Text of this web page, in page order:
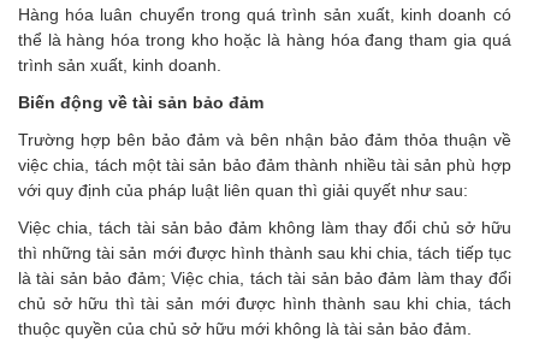
Hàng hóa luân chuyển trong quá trình sản xuất, kinh doanh có
thể là hàng hóa trong kho hoặc là hàng hóa đang tham gia quá
trình sản xuất, kinh doanh.
Biến động về tài sản bảo đảm
Trường hợp bên bảo đảm và bên nhận bảo đảm thỏa thuận về
việc chia, tách một tài sản bảo đảm thành nhiều tài sản phù hợp
với quy định của pháp luật liên quan thì giải quyết như sau:
Việc chia, tách tài sản bảo đảm không làm thay đổi chủ sở hữu
thì những tài sản mới được hình thành sau khi chia, tách tiếp tục
là tài sản bảo đảm; Việc chia, tách tài sản bảo đảm làm thay đổi
chủ sở hữu thì tài sản mới được hình thành sau khi chia, tách
thuộc quyền của chủ sở hữu mới không là tài sản bảo đảm.